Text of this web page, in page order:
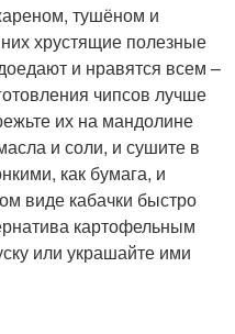
тушёном и
хрустящие полезные
и нравятся всем –
чипсов лучше
их на мандолине
и соли, и сушите в
как бумага, и
виде кабачки быстро
картофельным
или украшайте ими